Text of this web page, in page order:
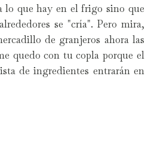
lo que hay en el frigo sino que
se "cría". Pero mira,
de granjeros ahora las
quedo con tu copla porque el
de ingredientes entrarán en